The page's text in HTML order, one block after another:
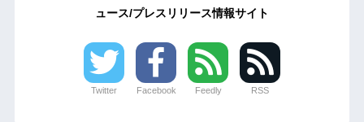
ュース/プレスリリース情報サイト
Twitter Facebook Feedly RSS